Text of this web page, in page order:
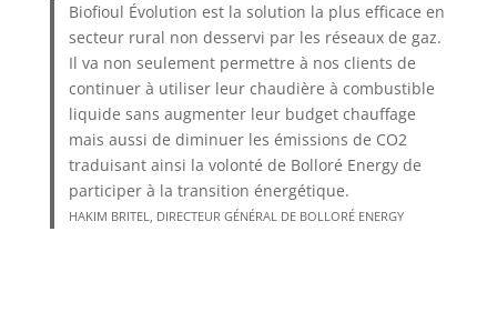
Biofioul Évolution est la solution la plus efficace en
secteur rural non desservi par les réseaux de gaz.
Il va non seulement permettre à nos clients de
continuer à utiliser leur chaudière à combustible
liquide sans augmenter leur budget chauffage
mais aussi de diminuer les émissions de CO2
traduisant ainsi la volonté de Bolloré Energy de
participer à la transition énergétique.
HAKIM BRITEL, DIRECTEUR GÉNÉRAL DE BOLLORÉ ENERGY